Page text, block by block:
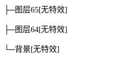
├─图层65[无特效]
├─图层64[无特效]
└─背景[无特效]